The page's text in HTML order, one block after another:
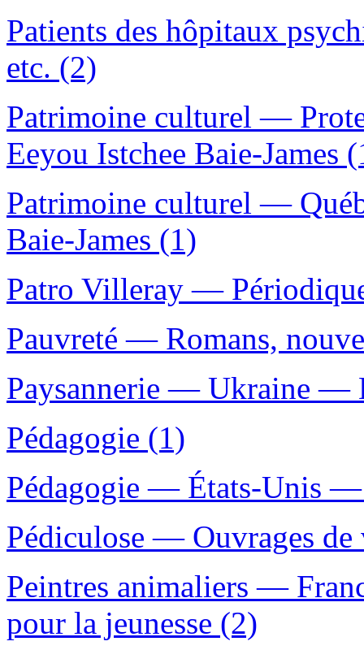
Patients des hôpitaux
etc. (2)
Patrimoine culturel —
Eeyou Istchee Baie-James
Patrimoine culturel —
Baie-James (1)
Patro Villeray —
Pauvreté — Romans,
Paysannerie — Ukraine —
Pédagogie (1)
Pédagogie — États-Unis
Pédiculose — Ouvrages
Peintres animaliers —
pour la jeunesse (2)